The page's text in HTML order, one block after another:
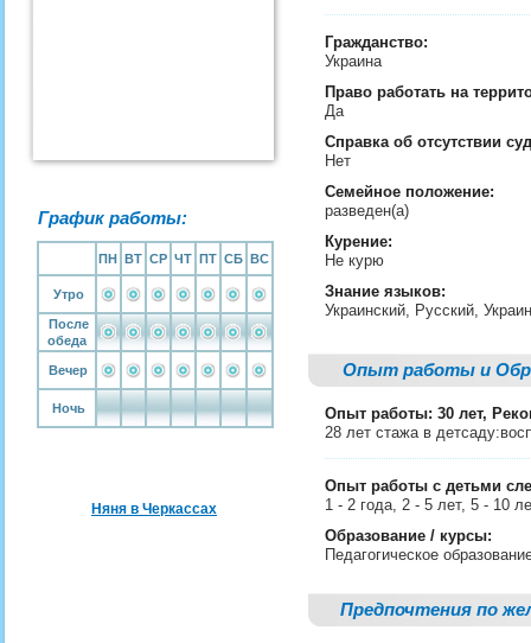
График работы:
ПН ВТ СР ЧТ ПТ СБ ВС
Утро
После
обеда
Вечер
Ночь
Няня в Черкассах
Гражданство:
Украина
Право работать на
Да
Справка об отсутствии
Нет
Семейное положение:
разведен(а)
Курение:
Не курю
Знание языков:
Украинский, Русский,
Опыт работы и
Опыт работы: 30 лет,
28 лет стажа в
Опыт работы с детьми
1 - 2 года, 2 - 5 лет, 5 - 10
Образование / курсы:
Педагогическое
Предпочтения по